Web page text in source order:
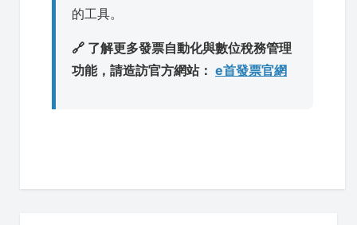
的工具。
🔗 了解更多發票自動化與數位稅務管理
功能，請造訪官方網站： e首發票官網